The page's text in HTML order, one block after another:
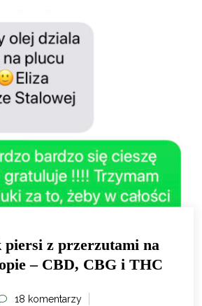
piersi z przerzutami na
– CBD, CBG i THC
18 komentarzy